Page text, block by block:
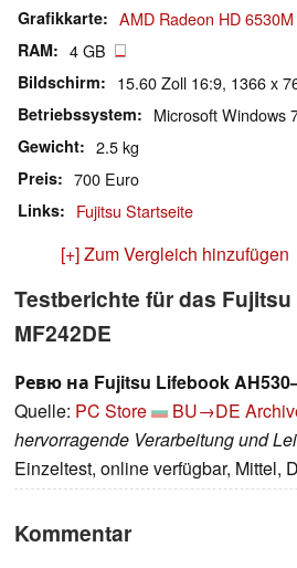
Grafikkarte AMD Radeon HD 6530M
RAM 4 GB
Bildschirm 15.60 Zoll 16:9, 1366 x
Betriebssystem Microsoft Windows
Gewicht 2.5 kg
Preis 700 Euro
Links Fujitsu Startseite
[+] Zum Vergleich hinzufügen
Testberichte für das
MF242DE
Ревю на Fujitsu Lifebook
Quelle: PC Store BU→DE
hervorragende Verarbeitung und
Einzeltest, online verfügbar, Mittel,
Kommentar